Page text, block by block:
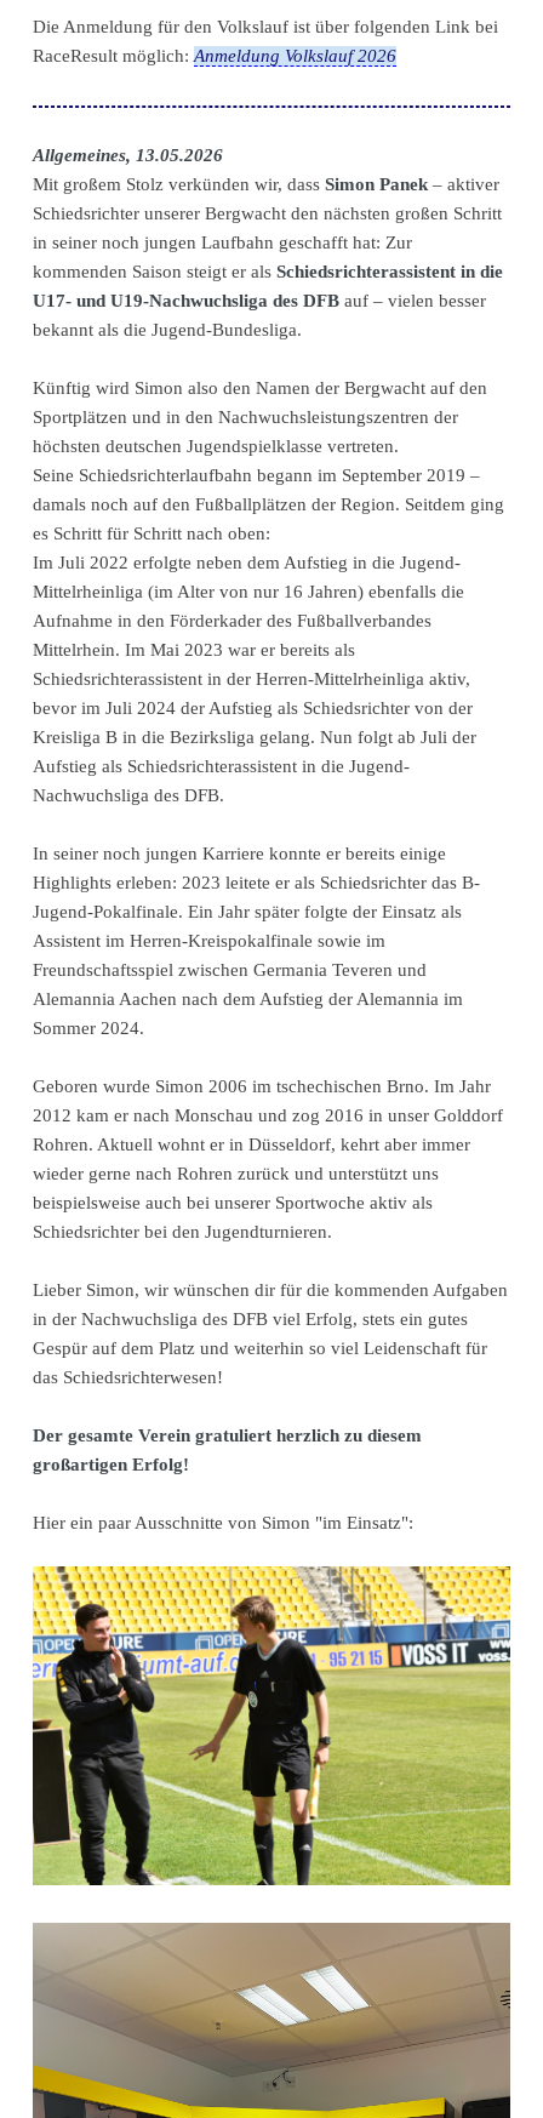
Die Anmeldung für den Volkslauf ist über folgenden Link bei
RaceResult möglich: Anmeldung Volkslauf 2026
Allgemeines, 13.05.2026
Mit großem Stolz verkünden wir, dass Simon Panek– aktiver
Schiedsrichter unserer Bergwacht den nächsten großen Schritt
in seiner noch jungen Laufbahn geschafft hat: Zur
kommenden Saison steigt er als Schiedsrichterassistent in die
U17- und U19-Nachwuchsliga des DFBauf – vielen besser
bekannt als die Jugend-Bundesliga.
Künftig wird Simon also den Namen der Bergwacht auf den
Sportplätzen und in den Nachwuchsleistungszentren der
höchsten deutschen Jugendspielklasse vertreten.
Seine Schiedsrichterlaufbahn begann im September 2019 –
damals noch auf den Fußballplätzen der Region. Seitdem ging
es Schritt für Schritt nach oben:
Im Juli 2022 erfolgte neben dem Aufstieg in die Jugend-
Mittelrheinliga (im Alter von nur 16 Jahren) ebenfalls die
Aufnahme in den Förderkader des Fußballverbandes
Mittelrhein. Im Mai 2023 war er bereits als
Schiedsrichterassistent in der Herren-Mittelrheinliga aktiv,
bevor im Juli 2024 der Aufstieg als Schiedsrichter von der
Kreisliga B in die Bezirksliga gelang. Nun folgt ab Juli der
Aufstieg als Schiedsrichterassistent in die Jugend-
Nachwuchsliga des DFB.
In seiner noch jungen Karriere konnte er bereits einige
Highlights erleben: 2023 leitete er als Schiedsrichter das B-
Jugend-Pokalfinale. Ein Jahr später folgte der Einsatz als
Assistent im Herren-Kreispokalfinale sowie im
Freundschaftsspiel zwischen Germania Teveren und
Alemannia Aachen nach dem Aufstieg der Alemannia im
Sommer 2024.
Geboren wurde Simon 2006 im tschechischen Brno. Im Jahr
2012 kam er nach Monschau und zog 2016 in unser Golddorf
Rohren. Aktuell wohnt er in Düsseldorf, kehrt aber immer
wieder gerne nach Rohren zurück und unterstützt uns
beispielsweise auch bei unserer Sportwoche aktiv als
Schiedsrichter bei den Jugendturnieren.
Lieber Simon, wir wünschen dir für die kommenden Aufgaben
in der Nachwuchsliga des DFB viel Erfolg, stets ein gutes
Gespür auf dem Platz und weiterhin so viel Leidenschaft für
das Schiedsrichterwesen!
Der gesamte Verein gratuliert herzlich zu diesem
großartigen Erfolg!
Hier ein paar Ausschnitte von Simon "im Einsatz":